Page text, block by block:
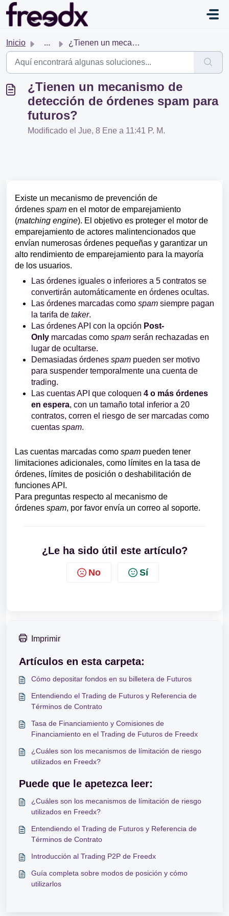
Saltar al contenido principal
Inicio ... ¿Tienen un mecanismo de detección de órdenes spam para fu...
¿Tienen un mecanismo de
detección de órdenes spam para
futuros?
Modificado el Jue, 8 Ene a 11:41 P. M.
Existe un mecanismo de prevención de
órdenes spam en el motor de emparejamiento
(matching engine). El objetivo es proteger el motor de
emparejamiento de actores malintencionados que
envían numerosas órdenes pequeñas y garantizar un
alto rendimiento de emparejamiento para la mayoría
de los usuarios.
Las órdenes iguales o inferiores a 5 contratos se
convertirán automáticamente en órdenes ocultas.
Las órdenes marcadas como spam siempre pagan
la tarifa de taker.
Las órdenes API con la opción Post-
Only marcadas como spam serán rechazadas en
lugar de ocultarse.
Demasiadas órdenes spam pueden ser motivo
para suspender temporalmente una cuenta de
trading.
Las cuentas API que coloquen 4 o más órdenes
en espera, con un tamaño total inferior a 20
contratos, corren el riesgo de ser marcadas como
cuentas spam.
Las cuentas marcadas como spam pueden tener
limitaciones adicionales, como límites en la tasa de
órdenes, límites de posición o deshabilitación de
funciones API.
Para preguntas respecto al mecanismo de
órdenes spam, por favor envía un correo al soporte.
¿Le ha sido útil este artículo?
No Sí
Imprimir
Artículos en esta carpeta:
Cómo depositar fondos en su billetera de Futuros
Entendiendo el Trading de Futuros y Referencia de
Términos de Contrato
Tasa de Financiamiento y Comisiones de
Financiamiento en el Trading de Futuros de Freedx
¿Cuáles son los mecanismos de límitación de riesgo
utilizados en Freedx?
Puede que le apetezca leer:
¿Cuáles son los mecanismos de límitación de riesgo
utilizados en Freedx?
Entendiendo el Trading de Futuros y Referencia de
Términos de Contrato
Introducción al Trading P2P de Freedx
Guía completa sobre modos de posición y cómo
utilizarlos